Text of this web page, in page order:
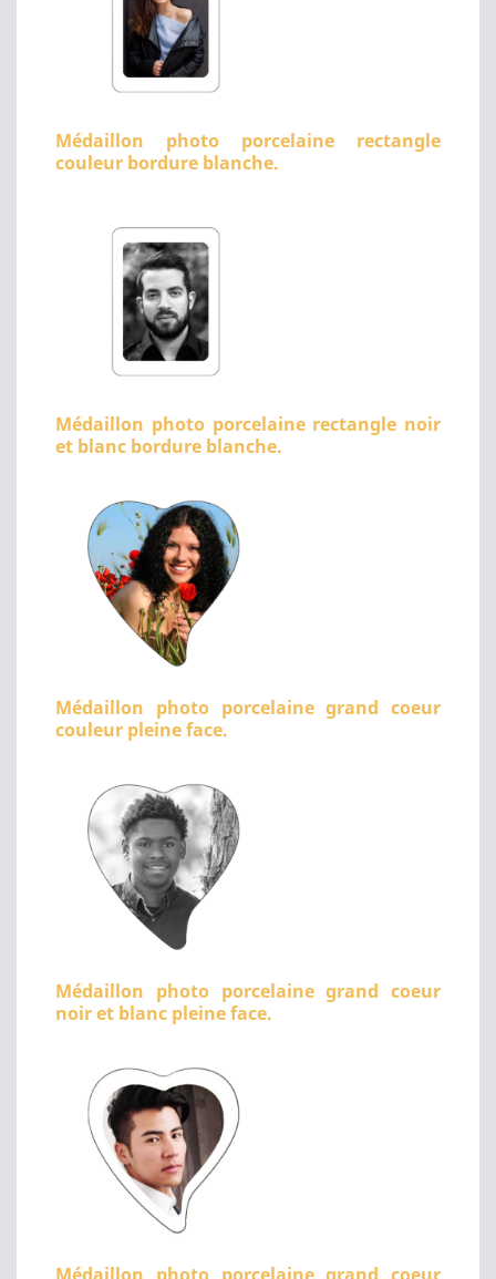
Médaillon photo porcelaine rectangle
couleur bordure blanche.
Médaillon photo porcelaine rectangle noir
et blanc bordure blanche.
Médaillon photo porcelaine grand coeur
couleur pleine face.
Médaillon photo porcelaine grand coeur
noir et blanc pleine face.
Médaillon photo porcelaine grand coeur